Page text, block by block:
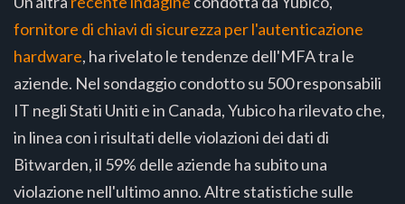
fornitore di chiavi di sicurezza per l'autenticazione
hardware, ha rivelato le tendenze dell'MFA tra le
aziende. Nel sondaggio condotto su 500 responsabili
IT negli Stati Uniti e in Canada, Yubico ha rilevato che,
in linea con i risultati delle violazioni dei dati di
Bitwarden, il 59% delle aziende ha subito una
violazione nell'ultimo anno. Altre statistiche sulle